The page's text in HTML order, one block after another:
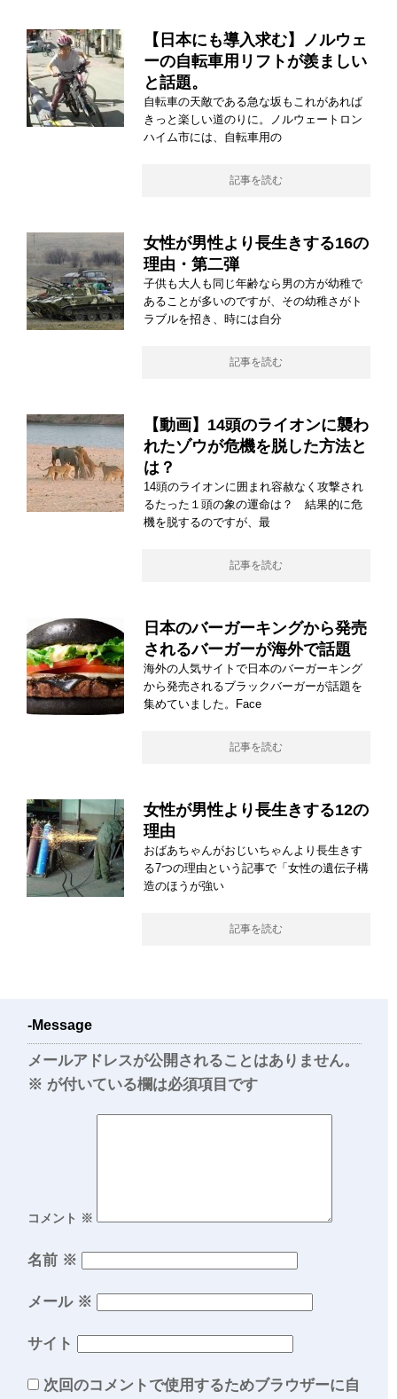
【日本にも導入求む】ノルウェ
ーの自転車用リフトが羨ましい
と話題。
自転車の天敵である急な坂もこれがあれば
きっと楽しい道のりに。ノルウェートロン
ハイム市には、自転車用の
記事を読む
女性が男性より長生きする16の
理由・第二弾
子供も大人も同じ年齢なら男の方が幼稚で
あることが多いのですが、その幼稚さがト
ラブルを招き、時には自分
記事を読む
【動画】14頭のライオンに襲わ
れたゾウが危機を脱した方法と
は？
14頭のライオンに囲まれ容赦なく攻撃され
るたった１頭の象の運命は？ 結果的に危
機を脱するのですが、最
記事を読む
日本のバーガーキングから発売
されるバーガーが海外で話題
海外の人気サイトで日本のバーガーキング
から発売されるブラックバーガーが話題を
集めていました。Face
記事を読む
女性が男性より長生きする12の
理由
おばあちゃんがおじいちゃんより長生きす
る7つの理由という記事で「女性の遺伝子構
造のほうが強い
記事を読む
-Message
メールアドレスが公開されることはありません。
※ が付いている欄は必須項目です
コメント ※
名前 ※
メール ※
サイト
次回のコメントで使用するためブラウザーに自